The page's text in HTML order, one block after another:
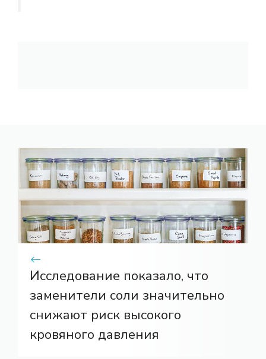
Исследование показало, что
заменители соли значительно
снижают риск высокого
кровяного давления